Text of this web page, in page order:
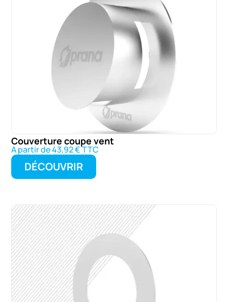
Couverture coupe vent
A partir de 43,92 € TTC
DÉCOUVRIR